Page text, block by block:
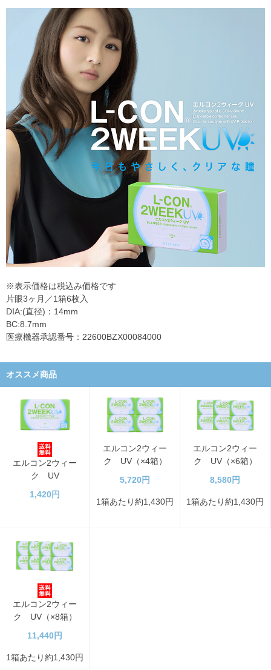
※表示価格は税込み価格です
片眼3ヶ月／1箱6枚入
DIA:(直径)：14mm
BC:8.7mm
医療機器承認番号：22600BZX00084000
オススメ商品
エルコン2ウィー
ク UV
1,420円
エルコン2ウィー
ク UV（×4箱）
5,720円
1箱あたり約1,430円
エルコン2ウィー
ク UV（×6箱）
8,580円
1箱あたり約1,430円
エルコン2ウィー
ク UV（×8箱）
11,440円
1箱あたり約1,430円